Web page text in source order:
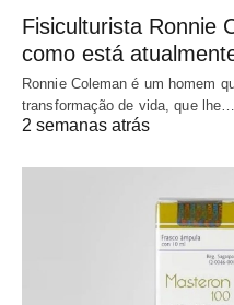
Fisiculturista Ronnie
como está
Ronnie Coleman é um homem
transformação de vida, que lhe…
2 semanas atrás